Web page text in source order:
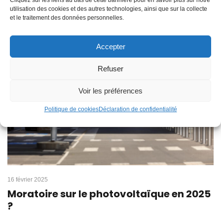
utilisation des cookies et des autres technologies, ainsi que sur la collecte
et le traitement des données personnelles.
Accepter
Refuser
Voir les préférences
Politique de cookiesDéclaration de confidentialité
Voir plus
16 février 2025
Moratoire sur le photovoltaïque en 2025
?